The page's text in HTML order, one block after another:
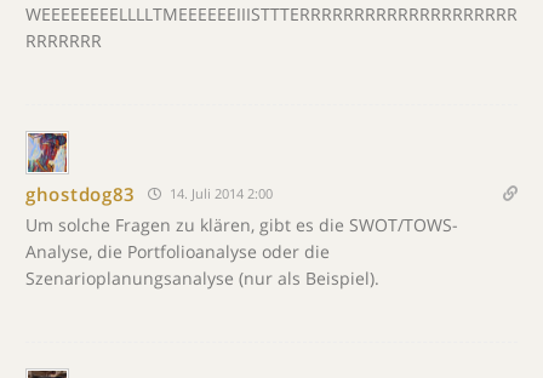
WEEEEEEEELLLLTMEEEEEEIIISTTTERRRRRRRRRRRRRRRRRRRR
RRRRRRR
ghostdog83 14. Juli 2014 2:00
Um solche Fragen zu klären, gibt es die SWOT/TOWS-
Analyse, die Portfolioanalyse oder die
Szenarioplanungsanalyse (nur als Beispiel).